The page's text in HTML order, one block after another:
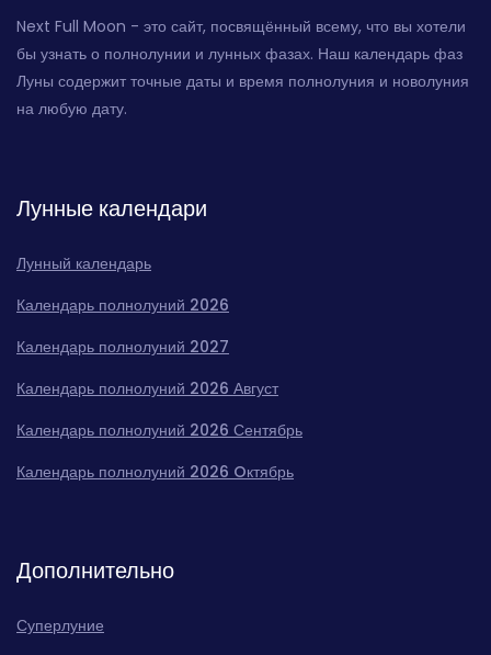
Next Full Moon - это сайт, посвящённый всему, что вы хотели
бы узнать о полнолунии и лунных фазах. Наш календарь фаз
Луны содержит точные даты и время полнолуния и новолуния
на любую дату.
Лунные календари
Лунный календарь
Календарь полнолуний 2026
Календарь полнолуний 2027
Календарь полнолуний 2026 Август
Календарь полнолуний 2026 Сентябрь
Календарь полнолуний 2026 Oктябрь
Дополнительно
Суперлуние